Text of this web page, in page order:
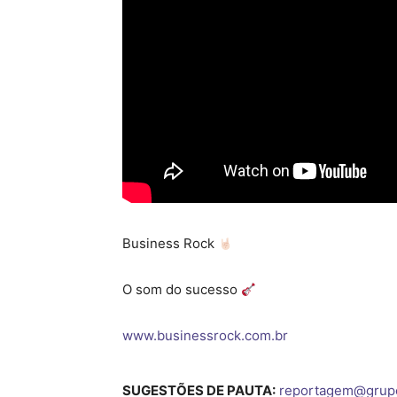
Business Rock
O som do sucesso
www.businessrock.com.br
SUGESTÕES DE PAUTA: